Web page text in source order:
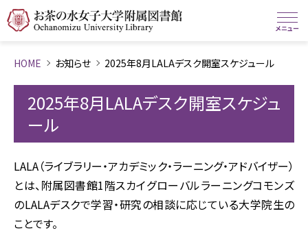
HOME お知らせ 2025年8月LALAデスク開室スケジュール
2025年8月LALAデスク開室スケジュ
ール
LALA（ライブラリー・アカデミック・ラーニング・アドバイザー）
とは、附属図書館1階スカイグローバルラーニングコモンズ
のLALAデスクで学習・研究の相談に応じている大学院生の
ことです。